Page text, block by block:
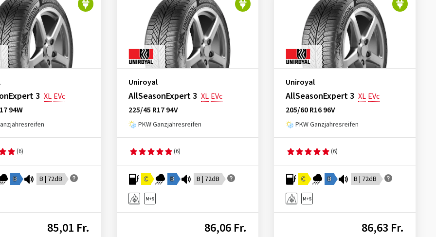
3 XL EVc
94W
(6)
B B | 72dB
85,01 Fr.
Uniroyal
AllSeasonExpert 3 XL EVc
225/45 R17 94V
PKW Ganzjahresreifen
(6)
C B B | 72dB
86,06 Fr.
Uniroyal
AllSeasonExpert 3 XL EVc
205/60 R16 96V
PKW Ganzjahresreifen
(6)
C B B | 72dB
86,63 Fr.